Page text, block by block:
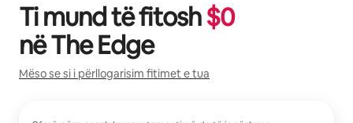
Ti mund të fitosh$0
nëThe Edge
Mëso se si i përllogarisim fitimet e tua